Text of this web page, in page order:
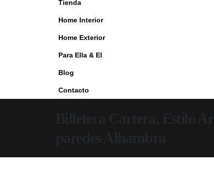
Tienda
Home Interior
Home Exterior
Para Ella & El
Blog
Contacto